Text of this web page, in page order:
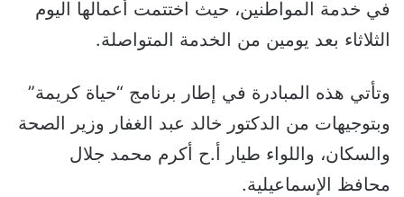
في خدمة المواطنين، حيث اختتمت أعمالها اليوم
الثلاثاء بعد يومين من الخدمة المتواصلة.
وتأتي هذه المبادرة في إطار برنامج “حياة كريمة”
وبتوجيهات من الدكتور خالد عبد الغفار وزير الصحة
والسكان، واللواء طيار أ.ح أكرم محمد جلال
محافظ الإسماعيلية.